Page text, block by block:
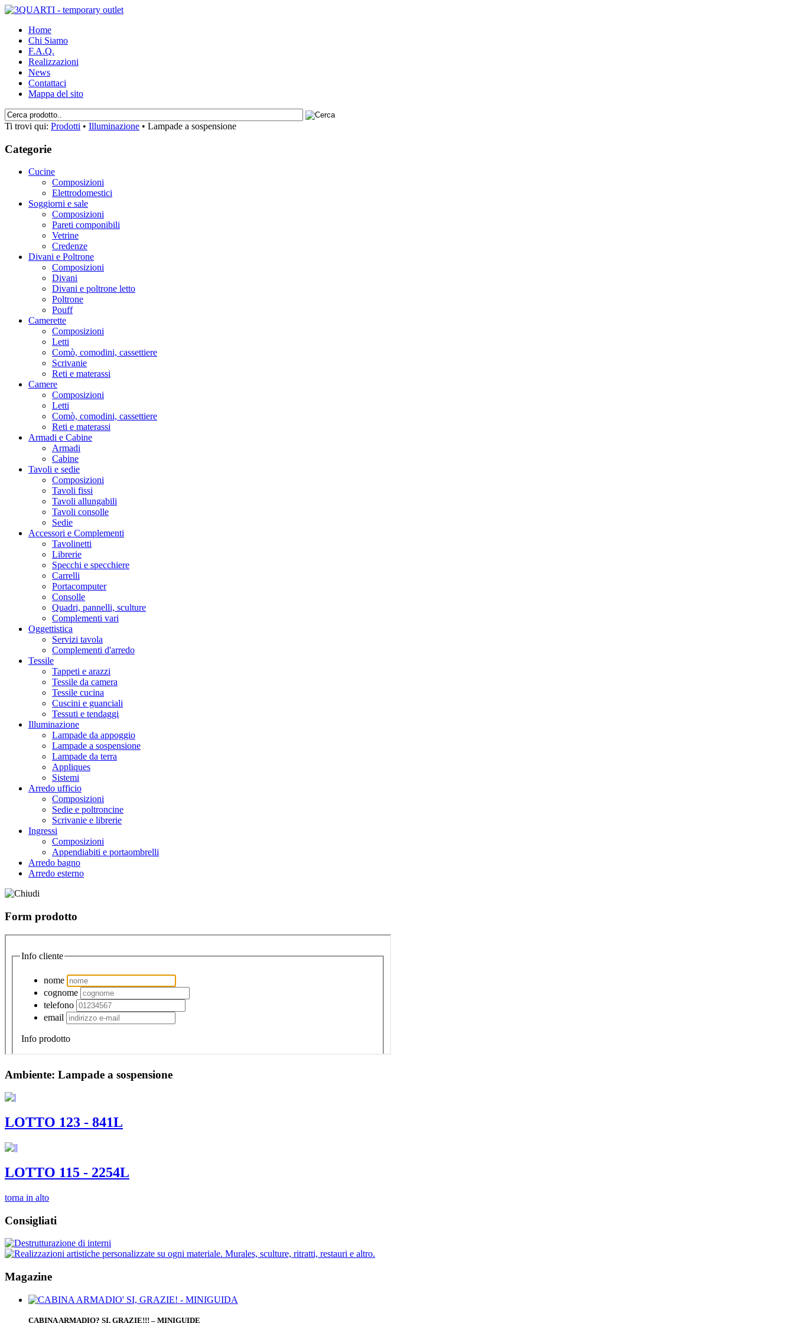
Home
Chi Siamo
F.A.Q.
Realizzazioni
News
Contattaci
Mappa del sito
Ti trovi qui: Prodotti • Illuminazione • Lampade a sospensione
Categorie
Cucine
Composizioni
Elettrodomestici
Soggiorni e sale
Composizioni
Pareti componibili
Vetrine
Credenze
Divani e Poltrone
Composizioni
Divani
Divani e poltrone letto
Poltrone
Pouff
Camerette
Composizioni
Letti
Comò, comodini, cassettiere
Scrivanie
Reti e materassi
Camere
Composizioni
Letti
Comò, comodini, cassettiere
Reti e materassi
Armadi e Cabine
Armadi
Cabine
Tavoli e sedie
Composizioni
Tavoli fissi
Tavoli allungabili
Tavoli consolle
Sedie
Accessori e Complementi
Tavolinetti
Librerie
Specchi e specchiere
Carrelli
Portacomputer
Consolle
Quadri, pannelli, sculture
Complementi vari
Oggettistica
Servizi tavola
Complementi d'arredo
Tessile
Tappeti e arazzi
Tessile da camera
Tessile cucina
Cuscini e guanciali
Tessuti e tendaggi
Illuminazione
Lampade da appoggio
Lampade a sospensione
Lampade da terra
Appliques
Sistemi
Arredo ufficio
Composizioni
Sedie e poltroncine
Scrivanie e librerie
Ingressi
Composizioni
Appendiabiti e portaombrelli
Arredo bagno
Arredo esterno
Form prodotto
Ambiente: Lampade a sospensione
LOTTO 123 - 841L
LOTTO 115 - 2254L
torna in alto
Consigliati
Magazine
CABINA ARMADIO? SI, GRAZIE!!! – MINIGUIDE